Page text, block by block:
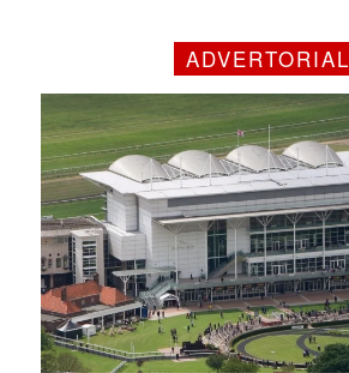
ADVERTORIAL